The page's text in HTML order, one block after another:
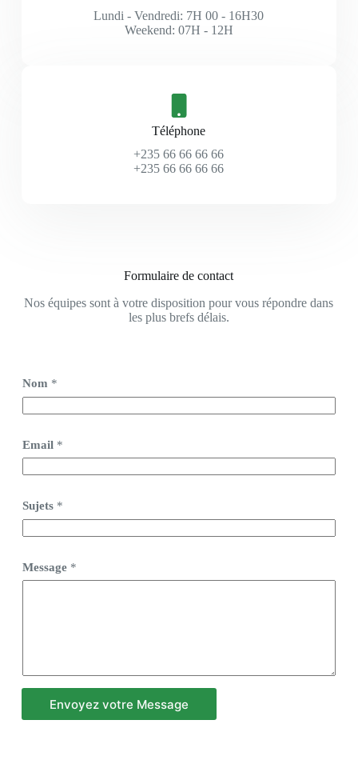
Lundi - Vendredi: 7H 00 - 16H30
Weekend: 07H - 12H
Téléphone
+235 66 66 66 66
+235 66 66 66 66
Formulaire de contact
Nos équipes sont à votre disposition pour vous répondre dans
les plus brefs délais.
Nom *
Email *
Sujets *
Message *
Envoyez votre Message